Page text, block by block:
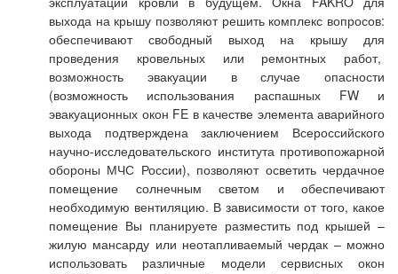
выхода на крышу позволяют решить комплекс вопросов:
обеспечивают свободный выход на крышу для
проведения кровельных или ремонтных работ,
возможность эвакуации в случае опасности
(возможность использования распашных FW и
эвакуационных окон FE в качестве элемента аварийного
выхода подтверждена заключением Всероссийского
научно-исследовательского института противопожарной
обороны МЧС России), позволяют осветить чердачное
помещение солнечным светом и обеспечивают
необходимую вентиляцию. В зависимости от того, какое
помещение Вы планируете разместить под крышей –
жилую мансарду или неотапливаемый чердак – можно
использовать различные модели сервисных окон